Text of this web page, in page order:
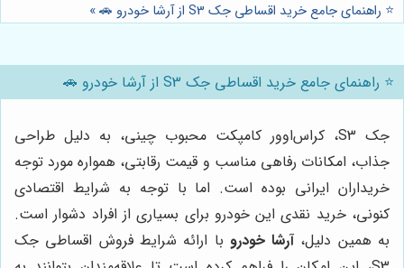
⭐️ راهنمای جامع خرید اقساطی جک S3 از آرشا خودرو 🚗
»
⭐️ راهنمای جامع خرید اقساطی جک S3 از آرشا خودرو 🚗
جک S3، کراس‌اوور کامپکت محبوب چینی، به دلیل طراحی
جذاب، امکانات رفاهی مناسب و قیمت رقابتی، همواره مورد توجه
خریداران ایرانی بوده است. اما با توجه به شرایط اقتصادی
کنونی، خرید نقدی این خودرو برای بسیاری از افراد دشوار است.
به همین دلیل،آرشا خودرو با ارائه شرایط فروش اقساطی جک